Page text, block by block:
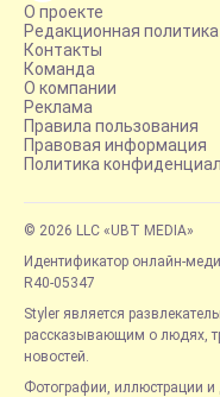
О проекте
Редакционная
Контакты
Команда
О компании
Реклама
Правила пользования
Правовая информация
Политика
© 2026 LLC «UBT MEDIA»
Идентификатор онлайн-
R40-05347
Styler является
рассказывающим о людях,
новостей.
Фотографии, иллюстрации